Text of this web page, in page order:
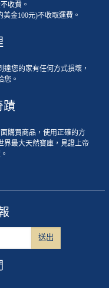
收費。
金100元)不收取運費。
您的家有任何方式損壞，
您。
蹟
購買商品，使用正確的方
界最大天然寶庫，見證上帝